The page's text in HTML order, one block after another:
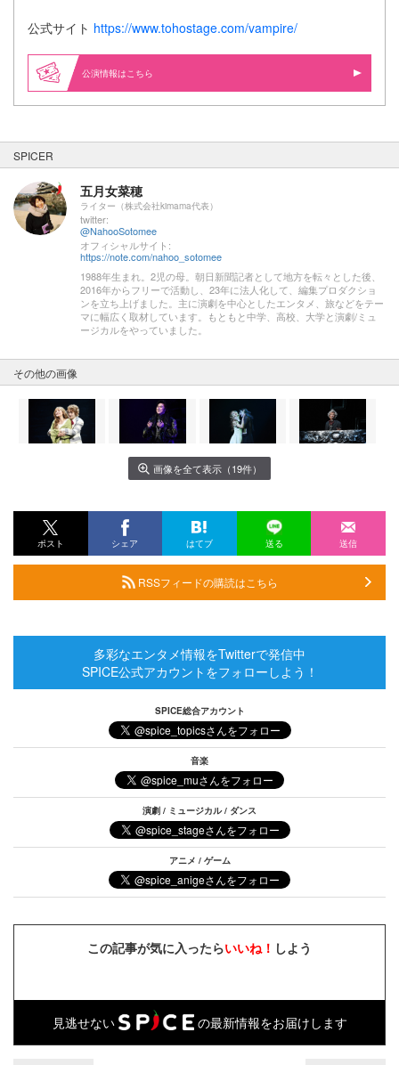
公式サイト https://www.tohostage.com/vampire/
公演情報はこちら
SPICER
五月女菜穂
ライター（株式会社kimama代表）
twitter:
@NahooSotomee
オフィシャルサイト:
https://note.com/nahoo_sotomee
1988年生まれ。2児の母。朝日新聞記者として地方を転々とした後、
2016年からフリーで活動し、23年に法人化して、編集プロダクショ
ンを立ち上げました。主に演劇を中心としたエンタメ、旅などをテー
マに幅広く取材しています。もともと中学、高校、大学と演劇/ミュ
ージカルをやっていました。
その他の画像
画像を全て表示（19件）
ポスト シェア はてブ 送る 送信
RSSフィードの購読はこちら
多彩なエンタメ情報をTwitterで発信中
SPICE公式アカウントをフォローしよう！
SPICE総合アカウント
音楽
演劇 / ミュージカル / ダンス
アニメ / ゲーム
この記事が気に入ったらいいね！ しよう
見逃せない の最新情報をお届けします